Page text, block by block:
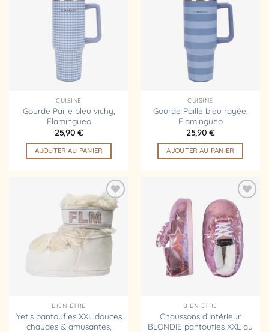
d’envies
CUISINE
Gourde Paille bleu vichy,
Flamingueo
25,90 €
AJOUTER AU PANIER
d’envies
CUISINE
Gourde Paille bleu rayée,
Flamingueo
25,90 €
AJOUTER AU PANIER
Ajouter
à la
liste
d’envies
BIEN-ÊTRE
Yetis pantoufles XXL douces
chaudes & amusantes,
Ajouter
à la
liste
d’envies
BIEN-ÊTRE
Chaussons d’Intérieur
BLONDIE pantoufles XXL au